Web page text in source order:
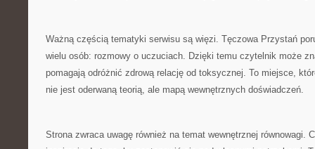
Ważną częścią tematyki serwisu są więzi. Tęczowa Przystań
wielu osób: rozmowy o uczuciach. Dzięki temu czytelnik może
pomagają odróżnić zdrową relację od toksycznej. To miejsce,
nie jest oderwaną teorią, ale mapą wewnętrznych doświadczeń.
Strona zwraca uwagę również na temat wewnętrznej równowagi.